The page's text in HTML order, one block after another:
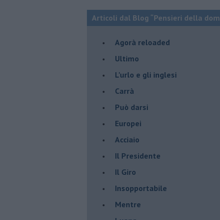
Articoli dal Blog “Pensieri della
​Agorà reloaded
Ultimo
​L’urlo e gli inglesi
Carrà
Può darsi
Europei
Acciaio
Il Presidente
​Il Giro
Insopportabile
​Mentre